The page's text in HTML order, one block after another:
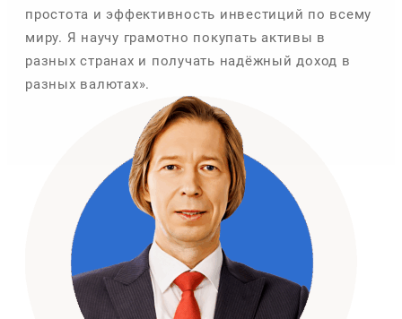
простота и эффективность инвестиций по всему
миру. Я научу грамотно покупать активы в
разных странах и получать надёжный доход в
разных валютах».